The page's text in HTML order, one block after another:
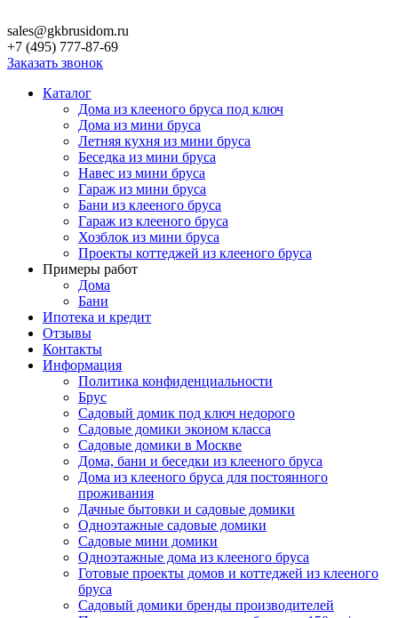
sales@gkbrusidom.ru
+7 (495) 777-87-69
Заказать звонок
Каталог
Дома из клееного бруса под ключ
Дома из мини бруса
Летняя кухня из мини бруса
Беседка из мини бруса
Навес из мини бруса
Гараж из мини бруса
Бани из клееного бруса
Гараж из клееного бруса
Хозблок из мини бруса
Проекты коттеджей из клееного бруса
Примеры работ
Дома
Бани
Ипотека и кредит
Отзывы
Контакты
Информация
Политика конфиденциальности
Брус
Садовый домик под ключ недорого
Садовые домики эконом класса
Садовые домики в Москве
Дома, бани и беседки из клееного бруса
Дома из клееного бруса для постоянного
проживания
Дачные бытовки и садовые домики
Одноэтажные садовые домики
Садовые мини домики
Одноэтажные дома из клееного бруса
Готовые проекты домов и коттеджей из клееного
бруса
Садовый домики бренды производителей